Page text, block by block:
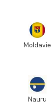
Moldavie
Nauru